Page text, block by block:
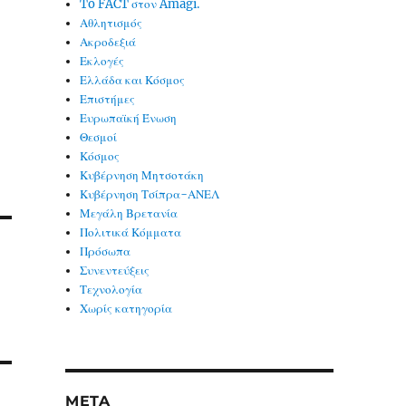
To FACT στον Amagi.
Αθλητισμός
Ακροδεξιά
Εκλογές
Ελλάδα και Κόσμος
Επιστήμες
Ευρωπαϊκή Ένωση
Θεσμοί
Κόσμος
Κυβέρνηση Μητσοτάκη
Κυβέρνηση Τσίπρα-ΑΝΕΛ
Μεγάλη Βρετανία
Πολιτικά Κόμματα
Πρόσωπα
Συνεντεύξεις
Τεχνολογία
Χωρίς κατηγορία
META